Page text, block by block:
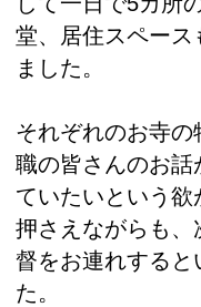
堂、居住スペース
ました。
それぞれのお寺
職の皆さんのお
ていたいという
押さえながらも
督をお連れすると
た。